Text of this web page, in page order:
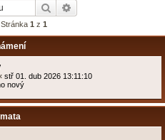
Hledat
1 z 1
stř 01. dub 2026 13:11:10
nový